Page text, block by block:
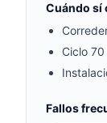
Cuándo sí
Ciclo
Fallos